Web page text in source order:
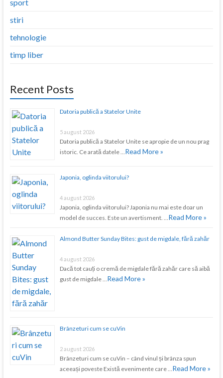
sport
stiri
tehnologie
timp liber
Recent Posts
Datoria publică a Statelor Unite
5 august 2026
Datoria publică a Statelor Unite se apropie de un nou prag
istoric. Ce arată datele … Read More »
Japonia, oglinda viitorului?
4 august 2026
Japonia, oglinda viitorului? Japonia nu mai este doar un
model de succes. Este un avertisment. … Read More »
Almond Butter Sunday Bites: gust de migdale, fără zahăr
4 august 2026
Dacă tot cauți o cremă de migdale fără zahăr care să aibă
gust de migdale … Read More »
Brânzeturi cum se cuVin
2 august 2026
Brânzeturi cum se cuVin – când vinul și brânza spun
aceeași poveste Există evenimente care … Read More »